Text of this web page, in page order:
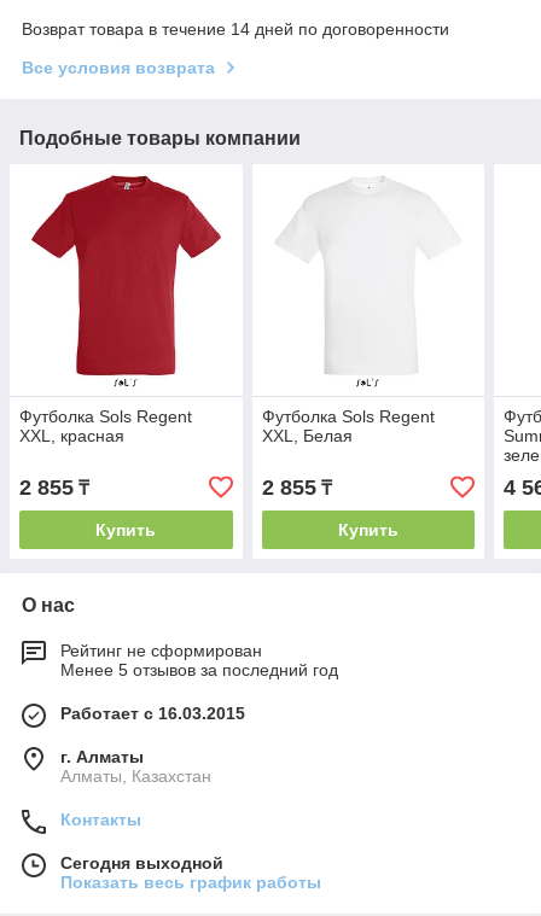
Возврат товара в течение 14 дней по договоренности
Все условия возврата
Подобные товары компании
Футболка Sols Regent
XXL, красная
2 855 ₸
Купить
Футболка Sols Regent
XXL, Белая
2 855₸
Купить
4
О нас
Рейтинг не сформирован
Менее 5 отзывов за последний год
Работает с 16.03.2015
г. Алматы
Алматы, Казахстан
Контакты
Сегодня выходной
Показать весь график работы